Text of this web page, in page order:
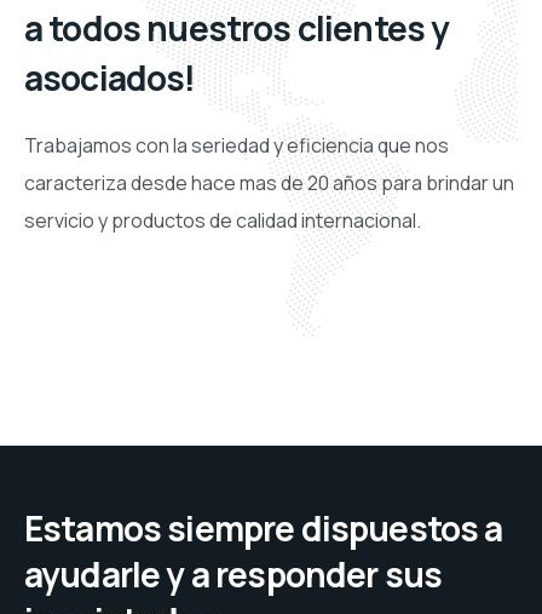
a todos nuestros clientes y
asociados!
Trabajamos con la seriedad y eficiencia que nos
caracteriza desde hace mas de 20 años para brindar un
servicio y productos de calidad internacional.
Estamos siempre dispuestos a
ayudarle y a responder sus